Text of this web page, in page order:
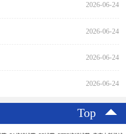
2026-06-24
2026-06-24
2026-06-24
2026-06-24
Top